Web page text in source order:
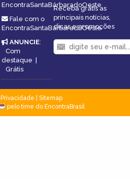
EncontraSantaBárbaradoOeste
Fale com o
EncontraSantaBárbaradoOeste
ANUNCIE:
Com
destaque |
Grátis
Receba grátis as
principais notícias,
dicas e promoções
Privacidade
Sitemap
pelo time do EncontraBrasil